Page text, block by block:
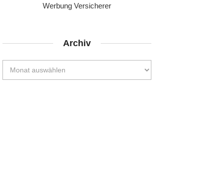
Werbung Versicherer
Archiv